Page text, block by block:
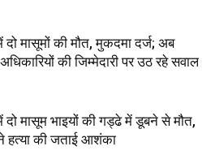
दो मासूमों की मौत, मुकदमा दर्ज; अब
की जिम्मेदारी पर उठ रहे सवाल
में दो मासूम भाइयों की गड्ढे में डूबने से मौत,
हत्या की जताई आशंका